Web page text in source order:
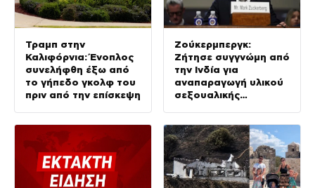
Τραμπ στην
Καλιφόρνια: Ένοπλος
συνελήφθη έξω από
το γήπεδο γκολφ του
πριν από την επίσκεψη
Ζούκερμπεργκ:
Ζήτησε συγγνώμη από
την Ινδία για
αναπαραγωγή υλικού
σεξουαλικής
Meta